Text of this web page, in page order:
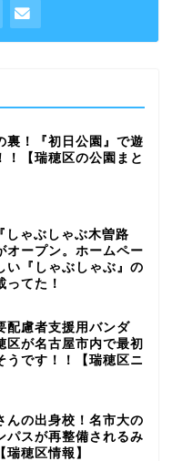
裏！『初日公園』で遊
！【瑞穂区の公園まと
しゃぶしゃぶ木曽路
オープン。ホームペー
い『しゃぶしゃぶ』の
ってた！
配慮者支援用バンダ
区が名古屋市内で最初
うです！！【瑞穂区ニ
んの出身校！名市大の
パスが再整備されるみ
瑞穂区情報】